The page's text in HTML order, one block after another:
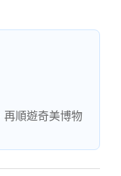
再順遊奇美博物